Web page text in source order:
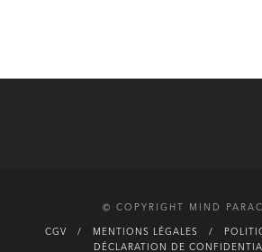
© COPYRIGHT MIND
CGV MENTIONS LÉGALES
DÉCLARATION DE